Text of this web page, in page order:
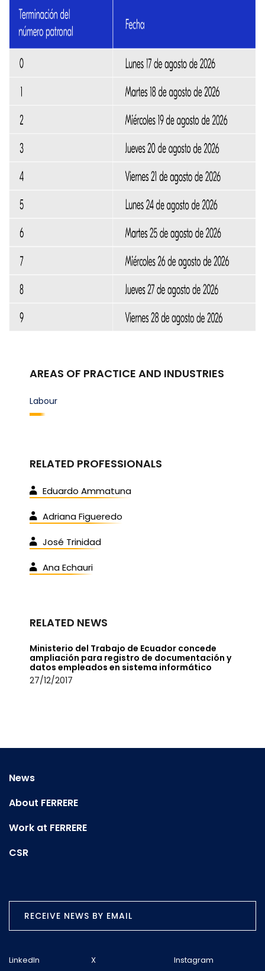
AREAS OF PRACTICE AND INDUSTRIES
Labour
RELATED PROFESSIONALS
Eduardo Ammatuna
Adriana Figueredo
José Trinidad
Ana Echauri
RELATED NEWS
Ministerio del Trabajo de Ecuador concede
ampliación para registro de documentación y
datos empleados en sistema informático
27/12/2017
News
About FERRERE
Work at FERRERE
CSR
RECEIVE NEWS BY EMAIL
LinkedIn X Instagram